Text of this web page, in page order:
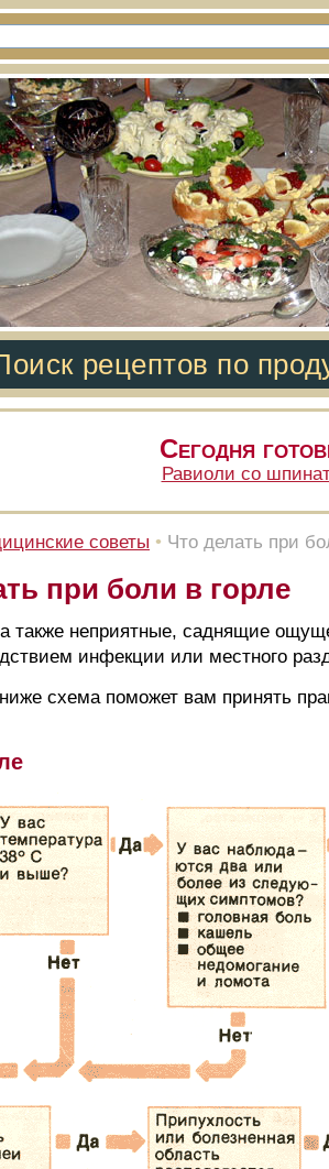
рецептов по
Сегодня
Равиоли со
советы • Что делать при
при боли в горле
также неприятные, саднящие
инфекции или местного
схема поможет вам принять